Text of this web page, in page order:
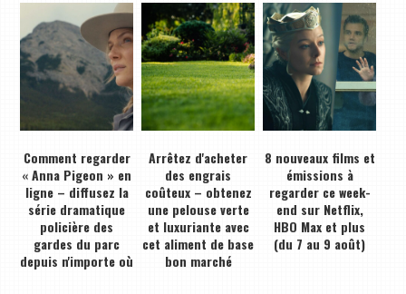
Comment regarder
« Anna Pigeon » en
ligne – diffusez la
série dramatique
policière des
gardes du parc
depuis n'importe où
Arrêtez d'acheter
des engrais
coûteux – obtenez
une pelouse verte
et luxuriante avec
cet aliment de base
bon marché
8 nouveaux films et
émissions à
regarder ce week-
end sur Netflix,
HBO Max et plus
(du 7 au 9 août)